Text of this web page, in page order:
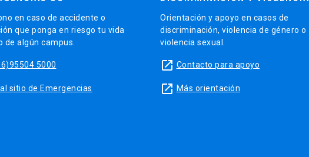
en caso de accidente o
que ponga en riesgo tu vida
de algún campus.
5000
al sitio de Emergencias
Orientación y apoyo en casos de
discriminación, violencia de género o
violencia sexual.
launch Contacto para apoyo
launch Más orientación